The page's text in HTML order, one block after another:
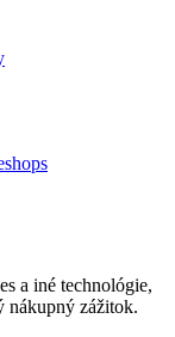
a iné technológie,
nákupný zážitok.